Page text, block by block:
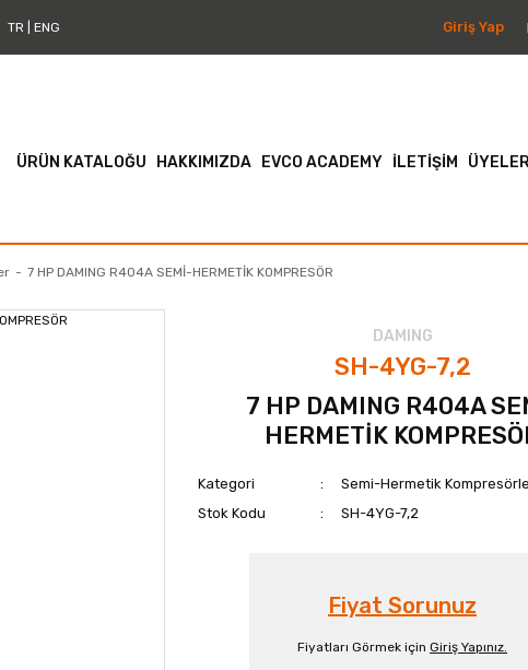
TR ENG Giriş Yap
ÜRÜN KATALOĞU HAKKIMIZDA EVCO ACADEMY İLETİŞİM
7 HP DAMING R404A SEMİ-HERMETİK KOMPRESÖR
DAMING
SH-4YG-7,2
7 HP DAMING R404A
HERMETİK
Kategori
Semi-Hermetik
Stok Kodu
SH-4YG-7,2
Fiyat Sorunuz
Fiyatları Görmek için Giriş Yapınız.